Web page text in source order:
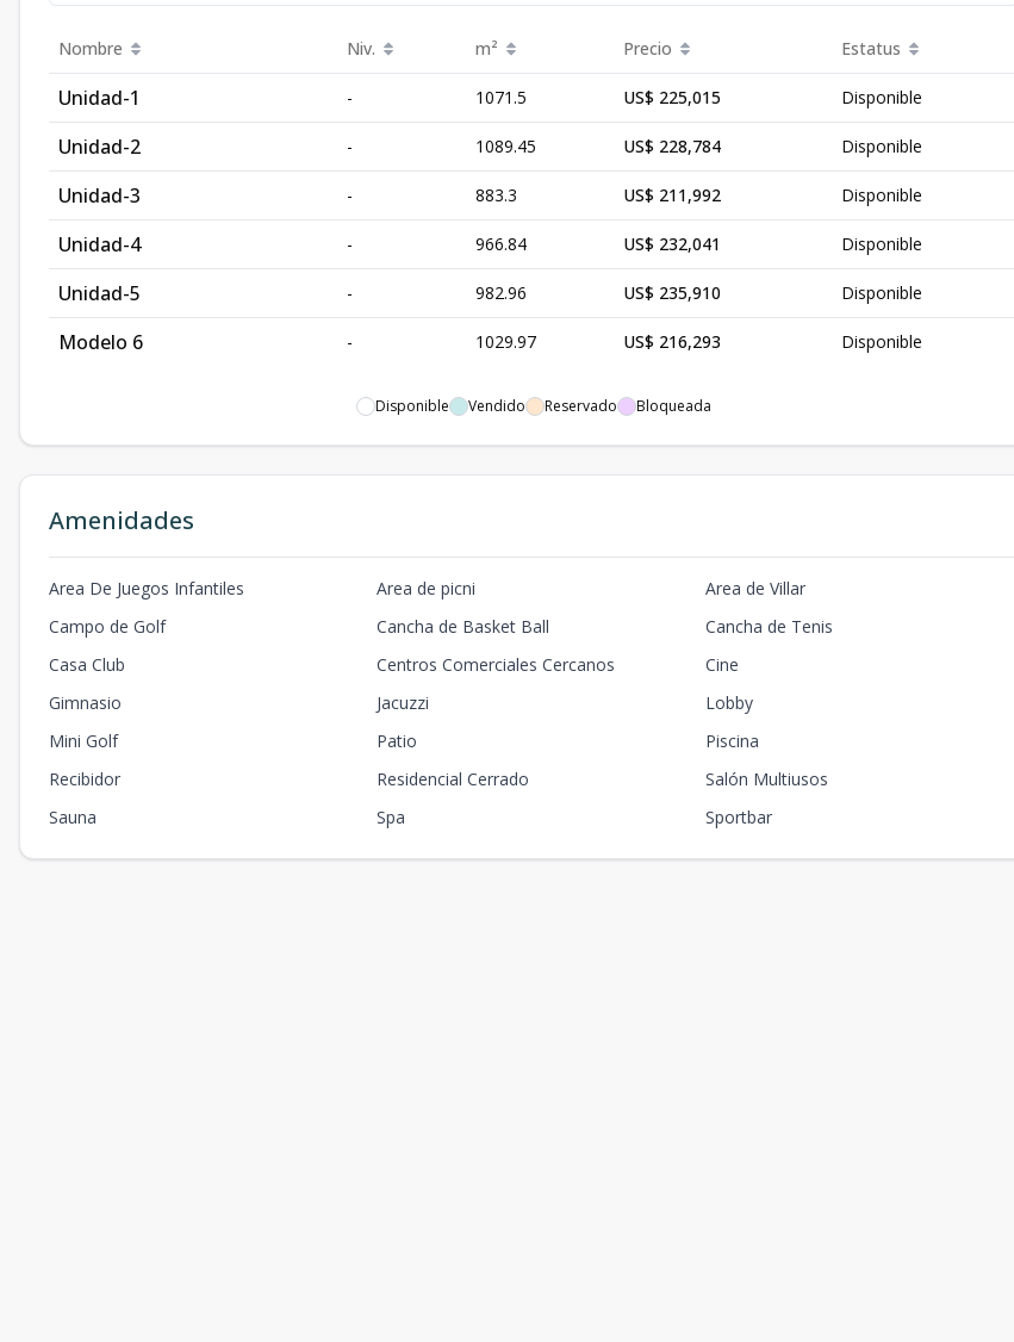
Nombre Niv. m² Precio Estatus
Unidad-1 - 1071.5 US$ 225,015 Disponible
Unidad-2 - 1089.45 US$ 228,784 Disponible
Unidad-3 - 883.3 US$ 211,992 Disponible
Unidad-4 - 966.84 US$ 232,041 Disponible
Unidad-5 - 982.96 US$ 235,910 Disponible
Modelo 6 - 1029.97 US$ 216,293 Disponible
Disponible Vendido Reservado Bloqueada
Amenidades
Area De Juegos Infantiles Area de picni
Area de Villar
Campo de Golf
Cancha de Basket Ball
Cancha de Tenis
Casa Club
Centros Comerciales Cercanos
Cine
Gimnasio
Jacuzzi
Lobby
Mini Golf
Patio
Piscina
Recibidor
Residencial Cerrado
Salón Multiusos
Sauna
Spa Sportbar